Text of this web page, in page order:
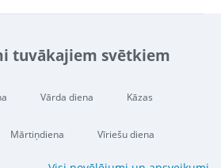
tuvākajiem svētkiem
Vārda diena Kāzas
Mārtiņdiena Vīriešu diena